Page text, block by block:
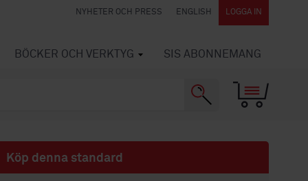
NYHETER OCH PRESS ENGLISH LOGGA IN
BÖCKER OCH VERKTYG SIS ABONNEMANG
Köp denna standard